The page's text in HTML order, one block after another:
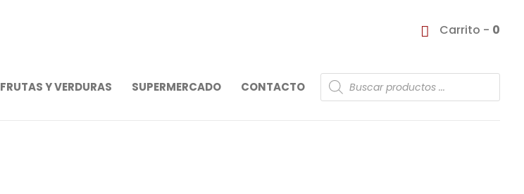
Carrito - 0
FRUTAS Y VERDURAS SUPERMERCADO CONTACTO
Búsqueda
de